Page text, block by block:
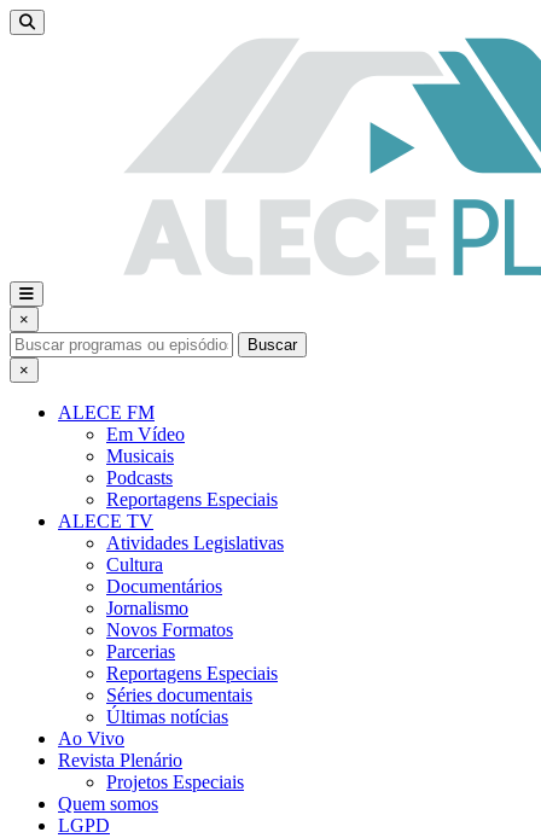
×
Buscar
×
ALECE FM
Em Vídeo
Musicais
Podcasts
Reportagens Especiais
ALECE TV
Atividades Legislativas
Cultura
Documentários
Jornalismo
Novos Formatos
Parcerias
Reportagens Especiais
Séries documentais
Últimas notícias
Ao Vivo
Revista Plenário
Projetos Especiais
Quem somos
LGPD